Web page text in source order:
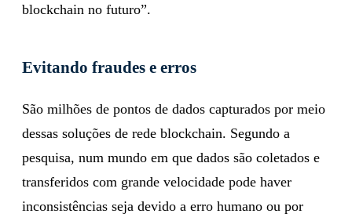
blockchain no futuro”.
Evitando fraudes e erros
São milhões de pontos de dados capturados por meio
dessas soluções de rede blockchain. Segundo a
pesquisa, num mundo em que dados são coletados e
transferidos com grande velocidade pode haver
inconsistências seja devido a erro humano ou por